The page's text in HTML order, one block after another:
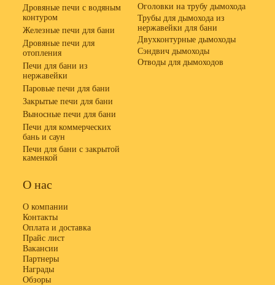
Дровяные печи с водяным
контуром
Железные печи для бани
Дровяные печи для
отопления
Печи для бани из
нержавейки
Паровые печи для бани
Закрытые печи для бани
Выносные печи для бани
Печи для коммерческих
бань и саун
Печи для бани с закрытой
каменкой
Оголовки на трубу дымохода
Трубы для дымохода из
нержавейки для бани
Двухконтурные дымоходы
Сэндвич дымоходы
Отводы для дымоходов
О нас
О компании
Контакты
Оплата и доставка
Прайс лист
Вакансии
Партнеры
Награды
Обзоры